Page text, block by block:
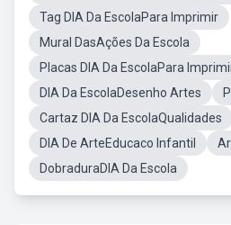
Tag DIA Da EscolaPara Imprimir
Mural DasAções Da Escola
Placas DIA Da EscolaPara
DIA Da EscolaDesenho Artes
Cartaz DIA Da EscolaQualidades
DIA De ArteEducaco Infantil
DobraduraDIA Da Escola